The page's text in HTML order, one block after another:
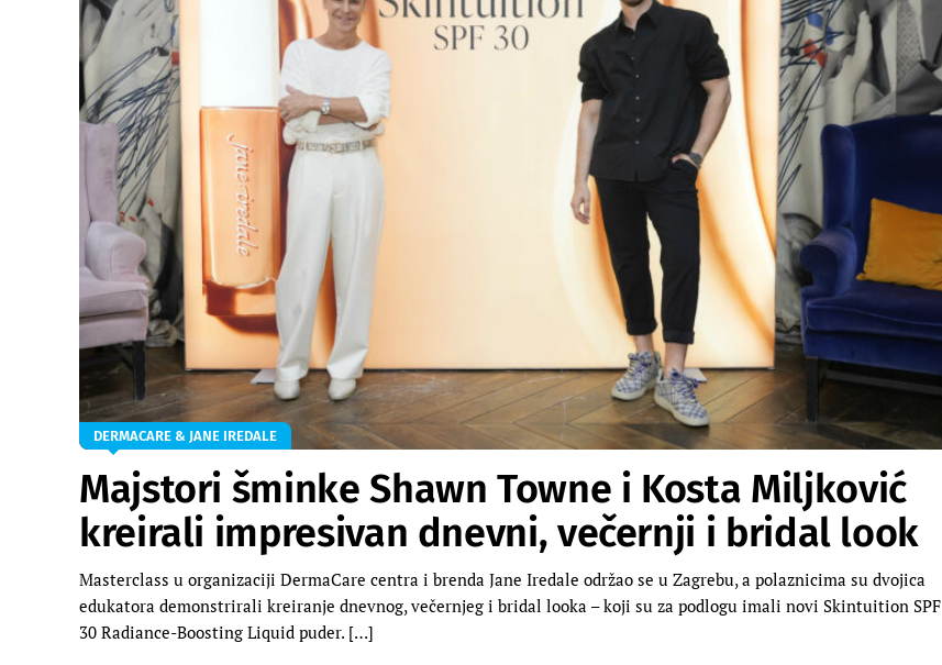
DERMACARE & JANE IREDALE
Majstori šminke Shawn Towne i Kosta Miljković
kreirali impresivan dnevni, večernji i bridal look
Masterclass u organizaciji DermaCare centra i brenda Jane Iredale održao se u Zagrebu, a polaznicima su dvojica
edukatora demonstrirali kreiranje dnevnog, večernjeg i bridal looka – koji su za podlogu imali novi Skintuition SPF
30 Radiance-Boosting Liquid puder. […]